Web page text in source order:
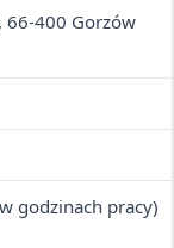
66-400 Gorzów
godzinach pracy)